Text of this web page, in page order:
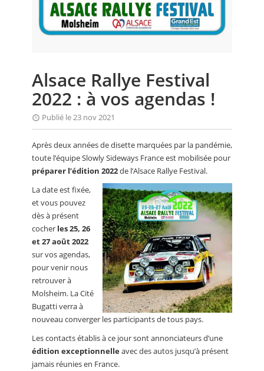
CALENDRIER
FOCUS
ANNUAIRES
PETITES ANNONCES
Alsace Rallye Festival
2022 : à vos agendas !
Publié le 23 nov 2021
Après deux années de disette marquées par la pandémie,
toute l’équipe Slowly Sideways France est mobilisée pour
préparer l’édition 2022de l’Alsace Rallye Festival.
La date est fixée,
et vous pouvez
dès à présent
cocher les 25, 26
et 27 août 2022
sur vos agendas,
pour venir nous
retrouver à
Molsheim. La Cité
Bugatti verra à
nouveau converger les participants de tous pays.
Les contacts établis à ce jour sont annonciateurs d’une
édition exceptionnelleavec des autos jusqu’à présent
jamais réunies en France.